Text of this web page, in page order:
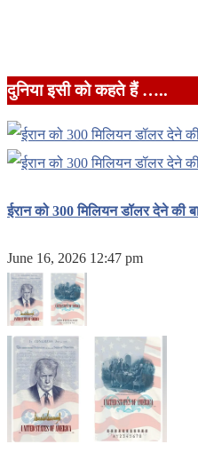
दुनिया इसी को कहते हैं …..
ईरान को 300 मिलियन डॉलर देने की
June 16, 2026 12:47 pm